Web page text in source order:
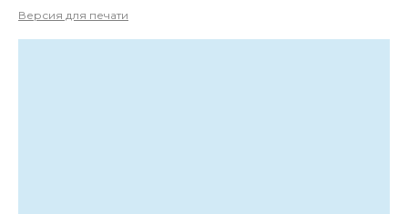
Версия для печати